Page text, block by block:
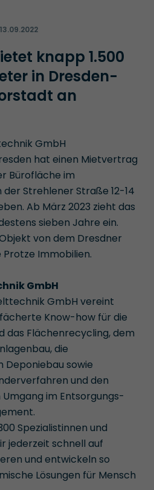
13.09.2022
knapp 1.500
in Dresden-
an
GmbH
hat einen Mietvertrag
Bürofläche im
Strehlener Straße 12-14
Ab März 2023 zieht das
sieben Jahre ein.
von dem Dresdner
Immobilien.
GmbH
GmbH vereint
Know-how für die
das Flächenrecycling, dem
die
sowie
und den
im Entsorgungs-
Spezialistinnen und
jederzeit schnell auf
und entwickeln so
Lösungen für Mensch